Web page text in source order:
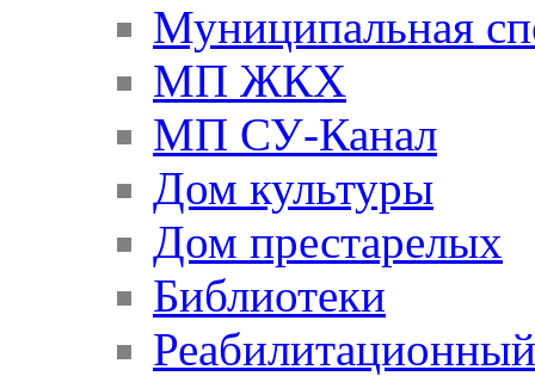
Муниципальная
МП ЖКХ
МП СУ-Канал
Дом культуры
Дом престарелых
Библиотеки